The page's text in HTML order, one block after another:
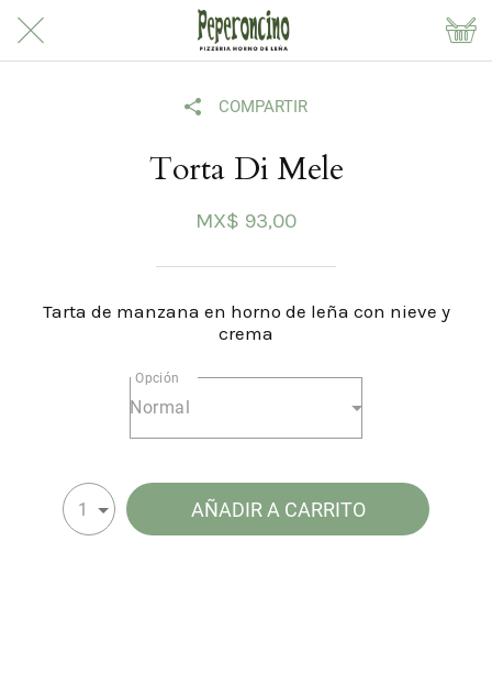
COMPARTIR
Torta Di Mele
MX$ 93,00
Tarta de manzana en horno de leña con nieve y
crema
Opción
Normal
1 AÑADIR A CARRITO